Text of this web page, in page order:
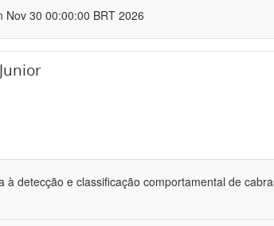
Nov 30 00:00:00 BRT 2026
à detecção e classificação comportamental de